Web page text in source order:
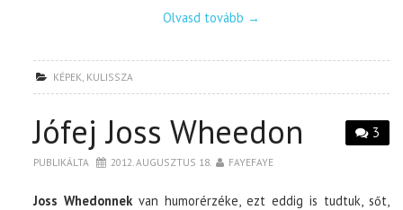
Olvasd tovább →
KÉPEK KULISSZA
3
Jófej Joss Wheedon
PUBLIKÁLTA 2012. AUGUSZTUS 18. FAYEFAYE
Joss Whedonnek van humorérzéke, ezt eddig is tudtuk, sőt,